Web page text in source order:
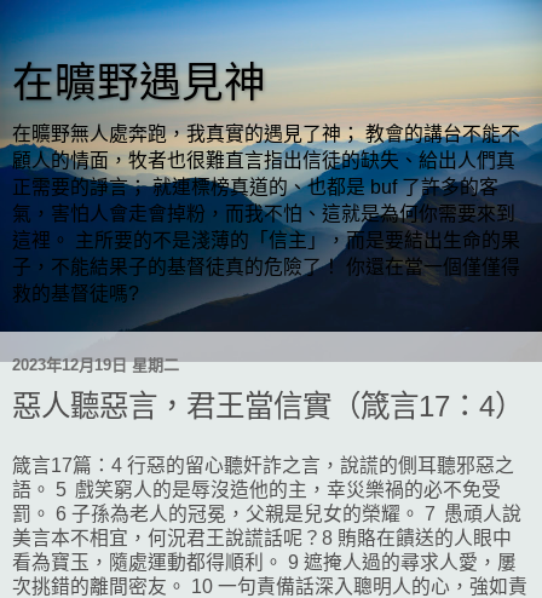
在曠野遇見神
在曠野無人處奔跑，我真實的遇見了神； 教會的講台不能不
顧人的情面，牧者也很難直言指出信徒的缺失、給出人們真
正需要的諍言； 就連標榜真道的、也都是 buf 了許多的客
氣，害怕人會走會掉粉，而我不怕、這就是為何你需要來到
這裡。 主所要的不是淺薄的「信主」，而是要結出生命的果
子，不能結果子的基督徒真的危險了！ 你還在當一個僅僅得
救的基督徒嗎?
2023年12月19日 星期二
惡人聽惡言，君王當信實（箴言17：4）
箴言17篇：4 行惡的留心聽奸詐之言，說謊的側耳聽邪惡之
語。 5 戲笑窮人的是辱沒造他的主，幸災樂禍的必不免受
罰。 6 子孫為老人的冠冕，父親是兒女的榮耀。 7 愚頑人說
美言本不相宜，何況君王說謊話呢？8 賄賂在饋送的人眼中
看為寶玉，隨處運動都得順利。 9 遮掩人過的尋求人愛，屢
次挑錯的離間密友。 10 一句責備話深入聰明人的心，強如責